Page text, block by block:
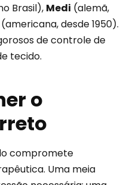
Brasil), Medi (alemã,
(americana, desde 1950).
de controle de
tecido.
o
compromete
Uma meia